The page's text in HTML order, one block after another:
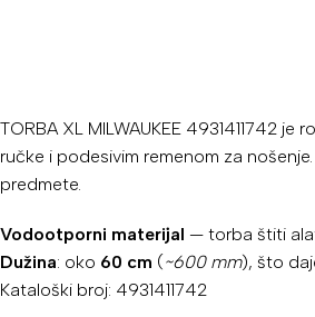
TORBA XL MILWAUKEE
ručke i podesivim remenom za
predmete.
Vodootporni materijal — torba štiti
Dužina: oko 60 cm (~600 mm), što
Kataloški broj: 4931411742